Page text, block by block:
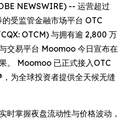
NEWSWIRE) -- 运营超过
受监管金融市场平台 OTC
OTCM) 与拥有逾 2,800 万
交易平台 Moomoo 今日宣布在
。 Moomoo 已正式接入OTC
为全球投资者提供全天候无缝
时掌握夜盘流动性与价格波动，